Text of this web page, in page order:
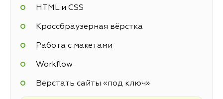
HTML и CSS
Кроссбраузерная вёрстка
Работа с макетами
Workflow
Верстать сайты «под ключ»